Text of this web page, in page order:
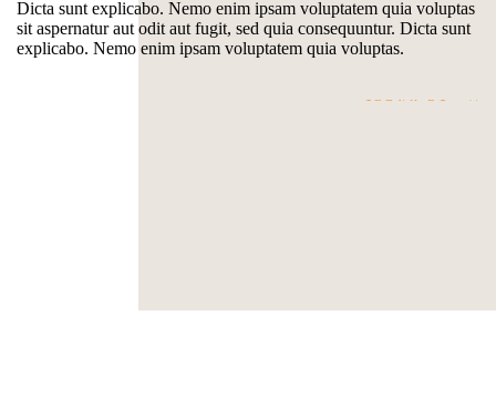
Dicta sunt explicabo. Nemo enim ipsam voluptatem quia voluptas
sit aspernatur aut odit aut fugit, sed quia consequuntur. Dicta sunt
explicabo. Nemo enim ipsam voluptatem quia voluptas.
SERVICES